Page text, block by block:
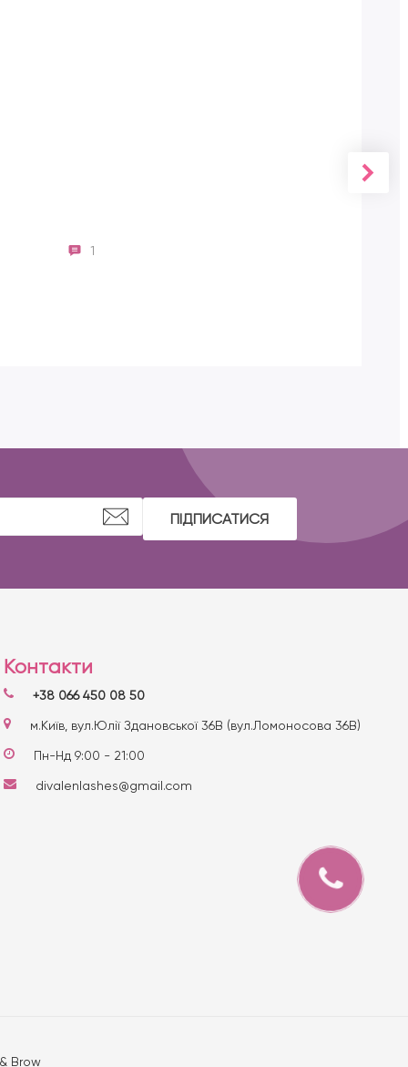
1
ПІДПИСАТИСЯ
Контакти
+38 066 450 08 50
м.Київ, вул.Юлії Здановської 36В (вул.Ломоносова 36В)
Пн-Нд 9:00 - 21:00
divalenlashes@gmail.com
Brow